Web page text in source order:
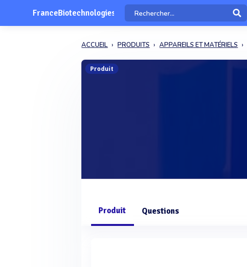
FranceBiotechnologies
ACCUEIL PRODUITS APPAREILS ET MATÉRIELS
Produit
Produit Questions